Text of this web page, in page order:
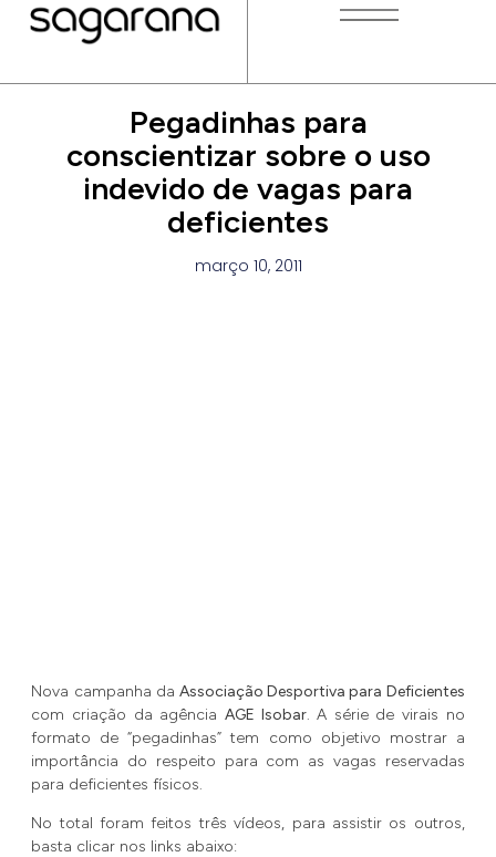
Pegadinhas para
conscientizar sobre o uso
indevido de vagas para
deficientes
março 10, 2011
Nova campanha da Associação Desportiva para Deficientes
com criação da agência AGE Isobar. A série de virais no
formato de “pegadinhas” tem como objetivo mostrar a
importância do respeito para com as vagas reservadas
para deficientes físicos.
No total foram feitos três vídeos, para assistir os outros,
basta clicar nos links abaixo: